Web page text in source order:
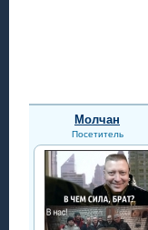
Молчан
Посетитель